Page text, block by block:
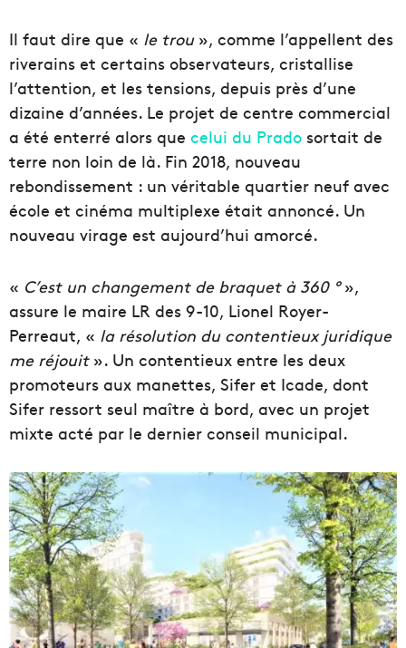
Il faut dire que « le trou», comme l’appellent des
riverains et certains observateurs, cristallise
l’attention, et les tensions, depuis près d’une
dizaine d’années. Le projet de centre commercial
a été enterré alors que celui du Prado sortait de
terre non loin de là. Fin 2018, nouveau
rebondissement : un véritable quartier neuf avec
école et cinéma multiplexe était annoncé. Un
nouveau virage est aujourd’hui amorcé.
« C’est un changement de braquet à 360 °»,
assure le maire LR des 9-10, Lionel Royer-
Perreaut, « la résolution du contentieux juridique
me réjouit». Un contentieux entre les deux
promoteurs aux manettes, Sifer et Icade, dont
Sifer ressort seul maître à bord, avec un projet
mixte acté par le dernier conseil municipal.